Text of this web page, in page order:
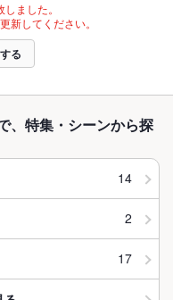
ました。
新してください。
る
、特集・シーンから探
14
2
17